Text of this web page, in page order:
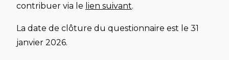
contribuer via le lien suivant.
La date de clôture du questionnaire est le 31
janvier 2026.